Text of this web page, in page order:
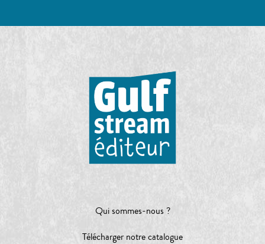
Qui sommes-nous ?
Télécharger notre catalogue